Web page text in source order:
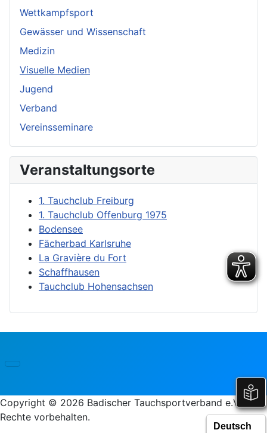
Wettkampfsport
Gewässer und Wissenschaft
Medizin
Visuelle Medien
Jugend
Verband
Vereinsseminare
Veranstaltungsorte
1. Tauchclub Freiburg
1. Tauchclub Offenburg 1975
Bodensee
Fächerbad Karlsruhe
La Gravière du Fort
Schaffhausen
Tauchclub Hohensachsen
Copyright © 2026 Badischer Tauchsportverband e.V.. Alle
Rechte vorbehalten.